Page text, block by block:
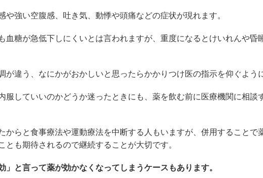
や強い空腹感、吐き気、動悸や頭痛などの症状が現れます。
血糖が急低下しにくいとは言われますが、重度になるとけいれんや昏
が違う、なにかがおかしいと思ったらかかりつけ医の指示を仰ぐよう
服していいのかどうか迷ったときにも、薬を飲む前に医療機関に相談
からと食事療法や運動療法を中断する人もいますが、併用することで
とも期待されるので継続することが大切です。
」と言って薬が効かなくなってしまうケースもあります。